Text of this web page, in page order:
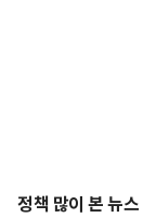
정책 많이 본 뉴스